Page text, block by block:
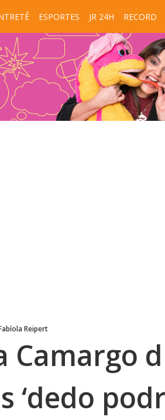
ESPORTES JR 24H RECORD
Reipert
Camargo
‘dedo